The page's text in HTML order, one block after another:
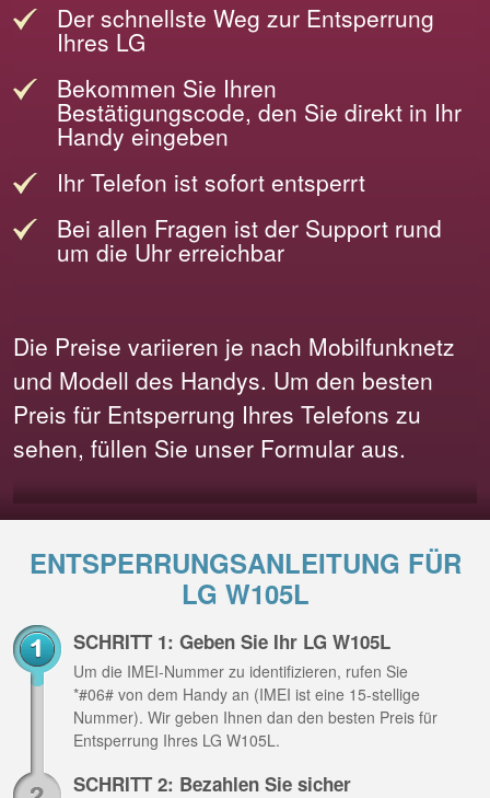
Der schnellste Weg zur Entsperrung
Ihres LG
Bekommen Sie Ihren
Bestätigungscode, den Sie direkt in Ihr
Handy eingeben
Ihr Telefon ist sofort entsperrt
Bei allen Fragen ist der Support rund
um die Uhr erreichbar
Die Preise variieren je nach Mobilfunknetz
und Modell des Handys. Um den besten
Preis für Entsperrung Ihres Telefons zu
sehen, füllen Sie unser Formular aus.
ENTSPERRUNGSANLEITUNG FÜR
LG W105L
SCHRITT 1: Geben Sie Ihr LG W105L
Um die IMEI-Nummer zu identifizieren, rufen Sie
*#06# von dem Handy an (IMEI ist eine 15-stellige
Nummer). Wir geben Ihnen dan den besten Preis für
Entsperrung Ihres LG W105L.
SCHRITT 2: Bezahlen Sie sicher